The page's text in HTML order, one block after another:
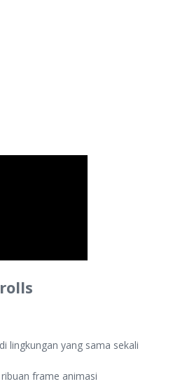
lingkungan yang sama sekali
frame animasi